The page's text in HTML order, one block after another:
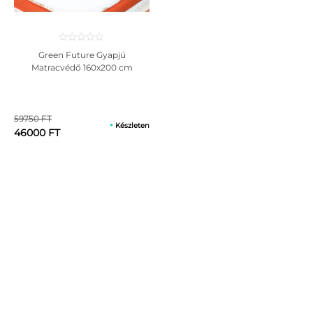
Nem vasalható;
Kémiailag tisztítható.
Green Future Gyapjú
Matracvédő 160x200 cm
59750 FT
46000 FT
Készleten